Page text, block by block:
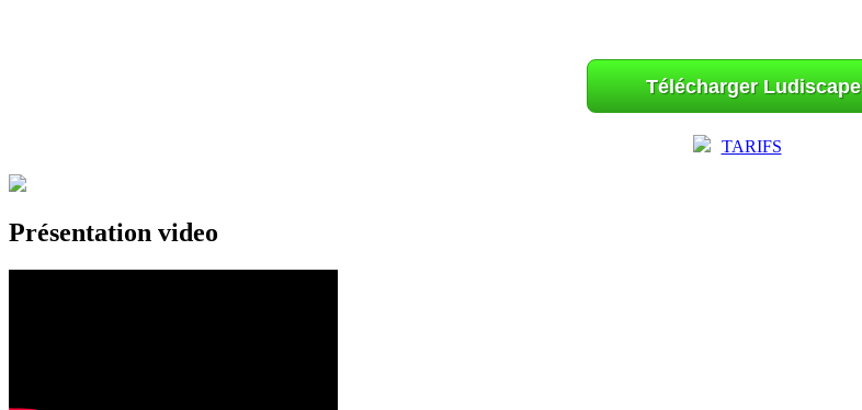
Télécharger Ludiscape
TARIFS
Présentation video